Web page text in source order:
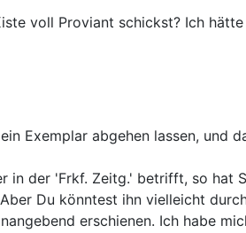
voll Proviant schickst? Ich
Exemplar abgehen lassen, und
in der 'Frkf. Zeitg.' betrifft, so hat
Du könntest ihn vielleicht
erschienen. Ich habe